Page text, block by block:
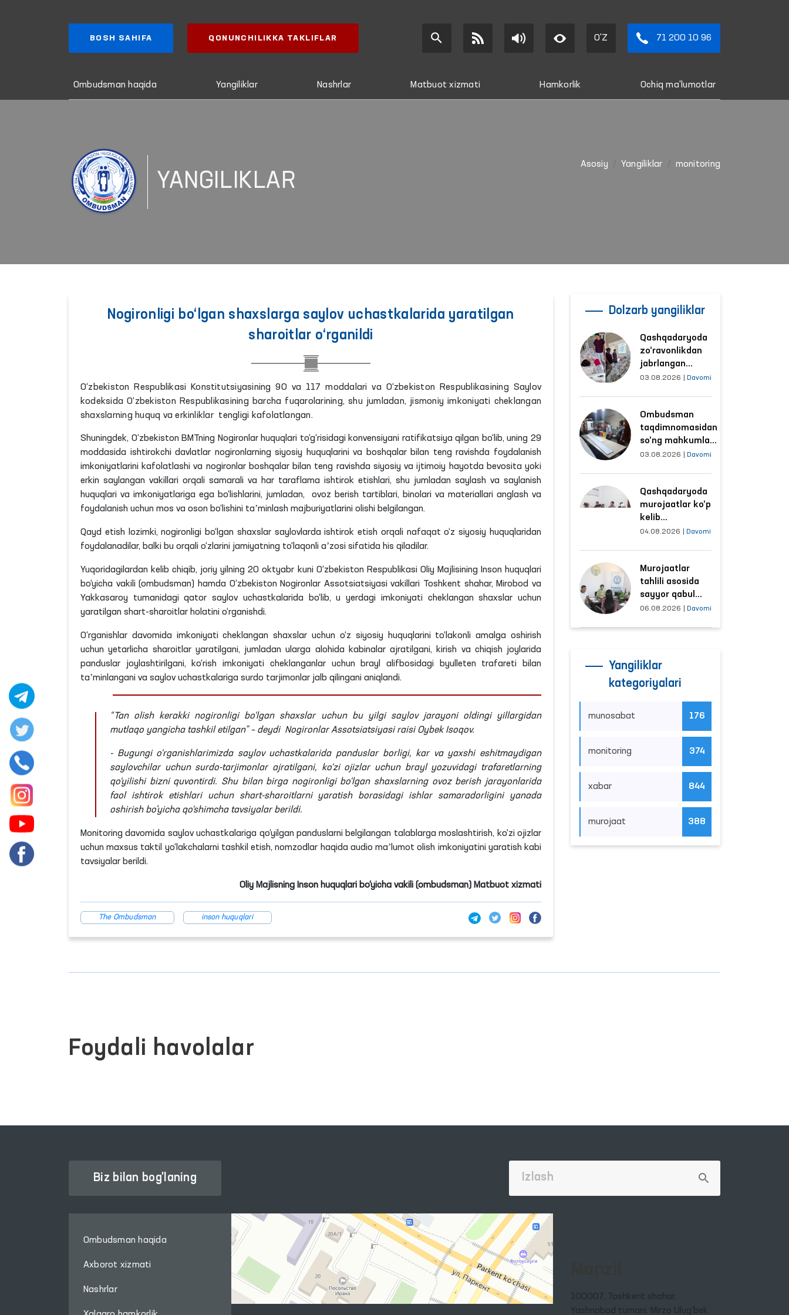
BOSH SAHIFA QONUNCHILIKKA TAKLIFLAR O'Z 71 200 10 96
Ombudsman haqida Yangiliklar Nashrlar Matbuot xizmati Hamkorlik Ochiq ma'lumotlar
YANGILIKLAR
Asosiy Yangiliklar monitoring
Nogironligi bo‘lgan shaxslarga saylov uchastkalarida yaratilgan
sharoitlar o‘rganildi
O‘zbekiston Respublikasi Konstitutsiyasining 90 va 117 moddalari va O‘zbekiston Respublikasining Saylov
kodeksida O‘zbekiston Respublikasining barcha fuqarolarining, shu jumladan, jismoniy imkoniyati cheklangan
shaxslarning huquq va erkinliklar tengligi kafolatlangan.
Shuningdek, O‘zbekiston BMTning Nogironlar huquqlari to‘g‘risidagi konvensiyani ratifikatsiya qilgan bo‘lib, uning 29
moddasida ishtirokchi davlatlar nogironlarning siyosiy huquqlarini va boshqalar bilan teng ravishda foydalanish
imkoniyatlarini kafolatlashi va nogironlar boshqalar bilan teng ravishda siyosiy va ijtimoiy hayotda bevosita yoki
erkin saylangan vakillari orqali samarali va har taraflama ishtirok etishlari, shu jumladan saylash va saylanish
huquqlari va imkoniyatlariga ega bo‘lishlarini, jumladan, ovoz berish tartiblari, binolari va materiallari anglash va
foydalanish uchun mos va oson bo‘lishini taʼminlash majburiyatlarini olishi belgilangan.
Qayd etish lozimki, nogironligi bo‘lgan shaxslar saylovlarda ishtirok etish orqali nafaqat o‘z siyosiy huquqlaridan
foydalanadilar, balki bu orqali o‘zlarini jamiyatning to‘laqonli aʼzosi sifatida his qiladilar.
Yuqoridagilardan kelib chiqib, joriy yilning 20 oktyabr kuni O‘zbekiston Respublikasi Oliy Majlisining Inson huquqlari
bo‘yicha vakili (ombudsman) hamda O‘zbekiston Nogironlar Assotsiatsiyasi vakillari Toshkent shahar, Mirobod va
Yakkasaroy tumanidagi qator saylov uchastkalarida bo‘lib, u yerdagi imkoniyati cheklangan shaxslar uchun
yaratilgan shart-sharoitlar holatini o‘rganishdi.
O‘rganishlar davomida imkoniyati cheklangan shaxslar uchun o‘z siyosiy huquqlarini to‘lakonli amalga oshirish
uchun yetarlicha sharoitlar yaratilgani, jumladan ularga alohida kabinalar ajratilgani, kirish va chiqish joylarida
panduslar joylashtirilgani, ko‘rish imkoniyati cheklanganlar uchun brayl alifbosidagi byulleten trafareti bilan
taʼminlangani va saylov uchastkalariga surdo tarjimonlar jalb qilingani aniqlandi.
“Tan olish kerakki nogironligi bo‘lgan shaxslar uchun bu yilgi saylov jarayoni oldingi yillargidan
mutlaqo yangicha tashkil etilgan” – deydi Nogironlar Assotsiatsiyasi raisi Oybek Isoqov.
- Bugungi o‘rganishlarimizda saylov uchastkalarida panduslar borligi, kar va yaxshi eshitmaydigan
saylovchilar uchun surdo-tarjimonlar ajratilgani, ko‘zi ojizlar uchun brayl yozuvidagi trafaretlarning
qo‘yilishi bizni quvontirdi. Shu bilan birga nogironligi bo‘lgan shaxslarning ovoz berish jarayonlarida
faol ishtirok etishlari uchun shart-sharoitlarni yaratish borasidagi ishlar samaradorligini yanada
oshirish bo'yicha qo‘shimcha tavsiyalar berildi.
Monitoring davomida saylov uchastkalariga qo‘yilgan panduslarni belgilangan talablarga moslashtirish, ko‘zi ojizlar
uchun maxsus taktil yo‘lakchalarni tashkil etish, nomzodlar haqida audio maʼlumot olish imkoniyatini yaratish kabi
tavsiyalar berildi.
Oliy Majlisning Inson huquqlari bo‘yicha vakili (ombudsman) Matbuot xizmati
The Ombudsman inson huquqlari
Dolzarb yangiliklar
Qashqadaryoda
zo‘ravonlikdan
jabrlangan
ayolning holati
o‘rganildi
03.08.2026 Davomi
Ombudsman
taqdimnomasidan
so‘ng mahkumlar
mehnat
sharoitlar
yaxshilandi
03.08.2026 Davomi
Qashqadaryoda
murojaatlar ko‘p
kelib
tushayotgan
yo‘lga qo‘yildi
04.08.2026 Davomi
Murojaatlar
tahlili asosida
sayyor qabul
o‘tkaziladigan
06.08.2026 Davomi
Yangiliklar
kategoriyalari
munosabat 176
monitoring 374
xabar 844
murojaat 388
Foydali havolalar
Biz bilan bog'laning
Ombudsman haqida
Axborot xizmati
Nashrlar
100007, Toshkent shahar,
Yashnobod tumani. Mirzo Ulug‘bek